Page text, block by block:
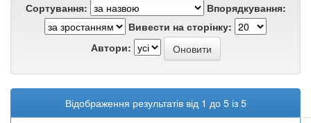
Сортування:
Впорядкування:
Вивести на сторінку:
Автори:
Відображення результатів від 1 до 5 із 5